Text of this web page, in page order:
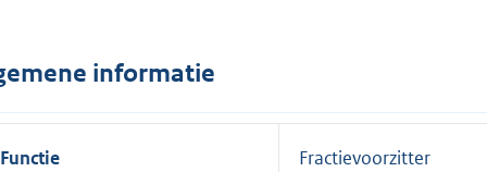
n
informatie
Functie Fractievoorzitter